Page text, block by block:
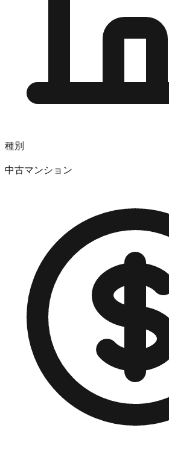
種別
中古マンション